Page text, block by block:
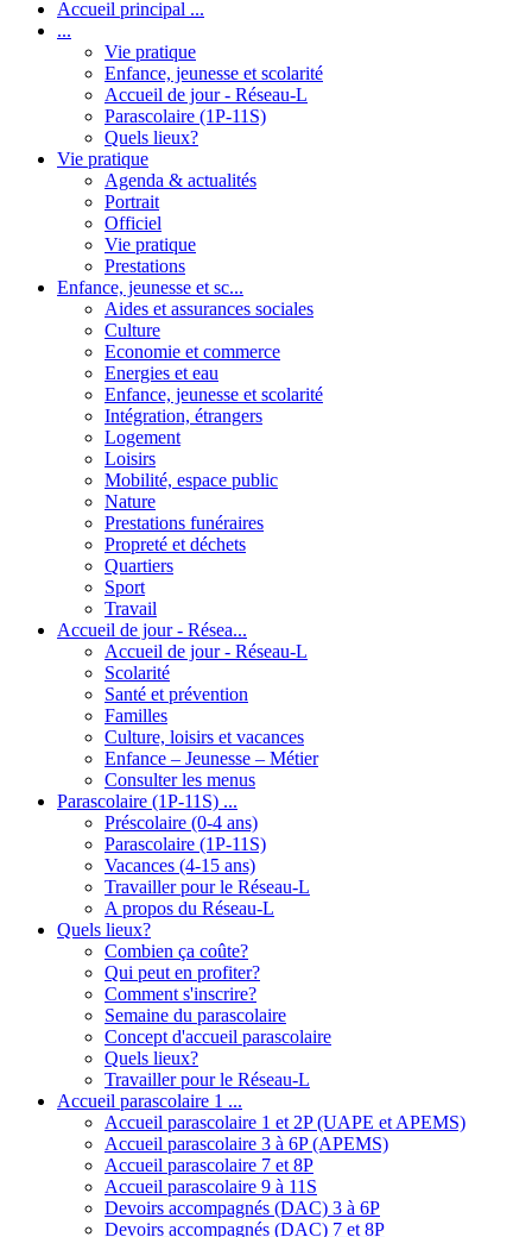
Accueil principal ...
...
Vie pratique
Enfance, jeunesse et scolarité
Accueil de jour - Réseau-L
Parascolaire (1P-11S)
Quels lieux?
Vie pratique
Agenda & actualités
Portrait
Officiel
Vie pratique
Prestations
Enfance, jeunesse et sc...
Aides et assurances sociales
Culture
Economie et commerce
Energies et eau
Enfance, jeunesse et scolarité
Intégration, étrangers
Logement
Loisirs
Mobilité, espace public
Nature
Prestations funéraires
Propreté et déchets
Quartiers
Sport
Travail
Accueil de jour - Résea...
Accueil de jour - Réseau-L
Scolarité
Santé et prévention
Familles
Culture, loisirs et vacances
Enfance – Jeunesse – Métier
Consulter les menus
Parascolaire (1P-11S) ...
Préscolaire (0-4 ans)
Parascolaire (1P-11S)
Vacances (4-15 ans)
Travailler pour le Réseau-L
A propos du Réseau-L
Quels lieux?
Combien ça coûte?
Qui peut en profiter?
Comment s'inscrire?
Semaine du parascolaire
Concept d'accueil parascolaire
Quels lieux?
Travailler pour le Réseau-L
Accueil parascolaire 1 ...
Accueil parascolaire 1 et 2P (UAPE et APEMS)
Accueil parascolaire 3 à 6P (APEMS)
Accueil parascolaire 7 et 8P
Accueil parascolaire 9 à 11S
Devoirs accompagnés (DAC) 3 à 6P
Devoirs accompagnés (DAC) 7 et 8P